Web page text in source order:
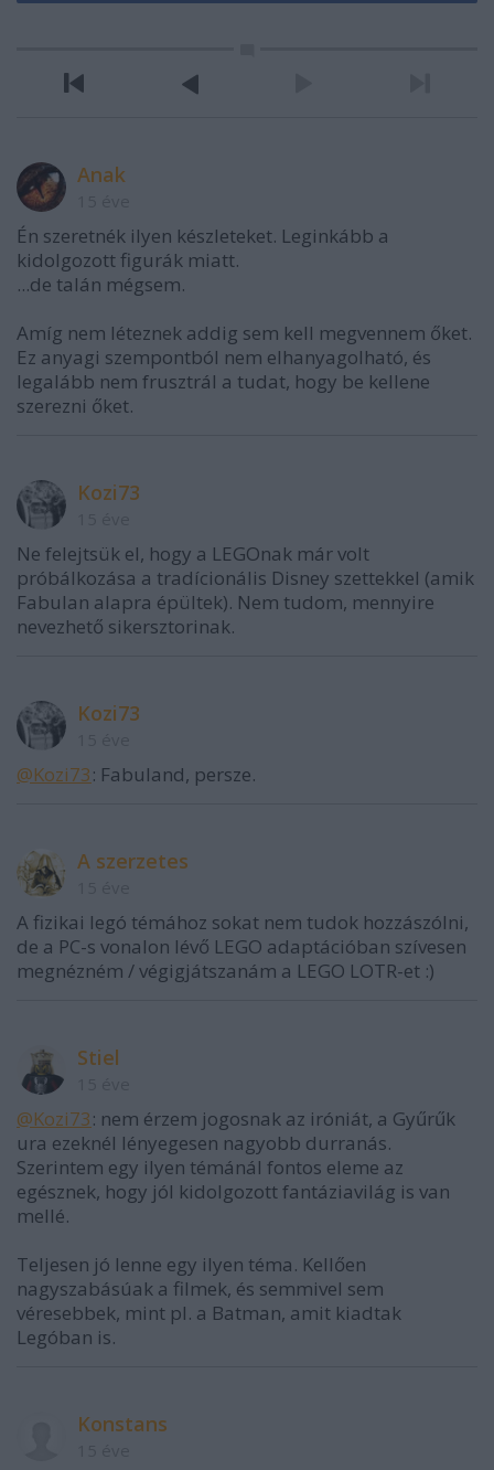
Anak
Én szeretnék ilyen készleteket. Leginkább a
kidolgozott figurák miatt.
...de talán mégsem.
Amíg nem léteznek addig sem kell megvennem őket.
Ez anyagi szempontból nem elhanyagolható, és
legalább nem frusztrál a tudat, hogy be kellene
szerezni őket.
Kozi73
Ne felejtsük el, hogy a LEGOnak már volt
próbálkozása a tradícionális Disney szettekkel (amik
Fabulan alapra épültek). Nem tudom, mennyire
nevezhető sikersztorinak.
Kozi73
@Kozi73: Fabuland, persze.
A szerzetes
A fizikai legó témához sokat nem tudok hozzászólni,
de a PC-s vonalon lévő LEGO adaptációban szívesen
megnézném / végigjátszanám a LEGO LOTR-et :)
Stiel
@Kozi73: nem érzem jogosnak az iróniát, a Gyűrűk
ura ezeknél lényegesen nagyobb durranás.
Szerintem egy ilyen témánál fontos eleme az
egésznek, hogy jól kidolgozott fantáziavilág is van
mellé.
Teljesen jó lenne egy ilyen téma. Kellően
nagyszabásúak a filmek, és semmivel sem
véresebbek, mint pl. a Batman, amit kiadtak
Legóban is.
Konstans